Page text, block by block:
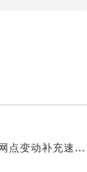
2026年8月萧邦官方售后维修保养服务中心网点变动补充速查文件